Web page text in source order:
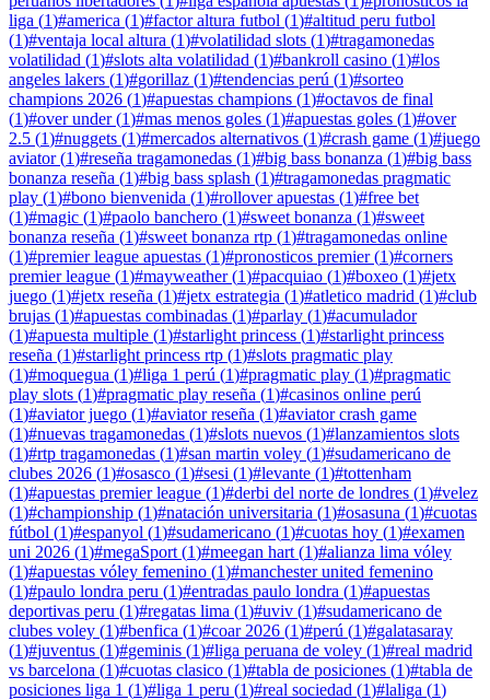
liga (1)#america (1)#factor altura futbol (1)#altitud peru futbol
(1)#ventaja local altura (1)#volatilidad slots (1)#tragamonedas
volatilidad (1)#slots alta volatilidad (1)#bankroll casino (1)#los
angeles lakers (1)#gorillaz (1)#tendencias perú (1)#sorteo
champions 2026 (1)#apuestas champions (1)#octavos de final
(1)#over under(1)#mas menos goles (1)#apuestas goles (1)#over
2.5 (1)#nuggets (1)#mercados alternativos (1)#crash game (1)#juego
aviator(1)#reseña tragamonedas (1)#big bass bonanza (1)#big bass
bonanza reseña (1)#big bass splash (1)#tragamonedas pragmatic
play (1)#bono bienvenida (1)#rollover apuestas (1)#free bet
(1)#magic (1)#paolo banchero (1)#sweet bonanza (1)#sweet
bonanza reseña (1)#sweet bonanza rtp (1)#tragamonedas online
(1)#premier league apuestas (1)#pronosticos premier(1)#corners
premier league (1)#mayweather(1)#pacquiao (1)#boxeo (1)#jetx
juego (1)#jetx reseña (1)#jetx estrategia (1)#atletico madrid (1)#club
brujas (1)#apuestas combinadas (1)#parlay (1)#acumulador
(1)#apuesta multiple (1)#starlight princess (1)#starlight princess
reseña (1)#starlight princess rtp (1)#slots pragmatic play
(1)#moquegua (1)#liga 1 perú (1)#pragmatic play (1)#pragmatic
play slots (1)#pragmatic play reseña (1)#casinos online perú
(1)#aviator juego (1)#aviator reseña (1)#aviator crash game
(1)#nuevas tragamonedas (1)#slots nuevos (1)#lanzamientos slots
(1)#rtp tragamonedas (1)#san martin voley (1)#sudamericano de
clubes 2026 (1)#osasco (1)#sesi (1)#levante (1)#tottenham
(1)#apuestas premier league (1)#derbi del norte de londres (1)#velez
(1)#championship (1)#natación universitaria (1)#osasuna (1)#cuotas
fútbol (1)#espanyol (1)#sudamericano (1)#cuotas hoy (1)#examen
uni 2026 (1)#megaSport (1)#meegan hart (1)#alianza lima vóley
(1)#apuestas vóley femenino (1)#manchester united femenino
(1)#paulo londra peru (1)#entradas paulo londra (1)#apuestas
deportivas peru (1)#regatas lima (1)#uviv (1)#sudamericano de
clubes voley (1)#benfica (1)#coar 2026 (1)#perú (1)#galatasaray
(1)#juventus (1)#geminis (1)#liga peruana de voley (1)#real madrid
vs barcelona (1)#cuotas clasico (1)#tabla de posiciones (1)#tabla de
posiciones liga 1 (1)#liga 1 peru (1)#real sociedad (1)#laliga (1)